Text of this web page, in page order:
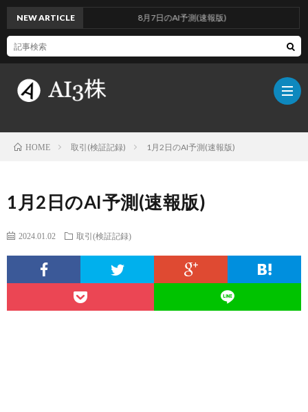
グ
NEW ARTICLE 8月7日のAI予測(速報版)
HOME 取引(検証記録) 1月2日のAI予測(速報版)
1月2日のAI予測(速報版)
2024.01.02 取引(検証記録)